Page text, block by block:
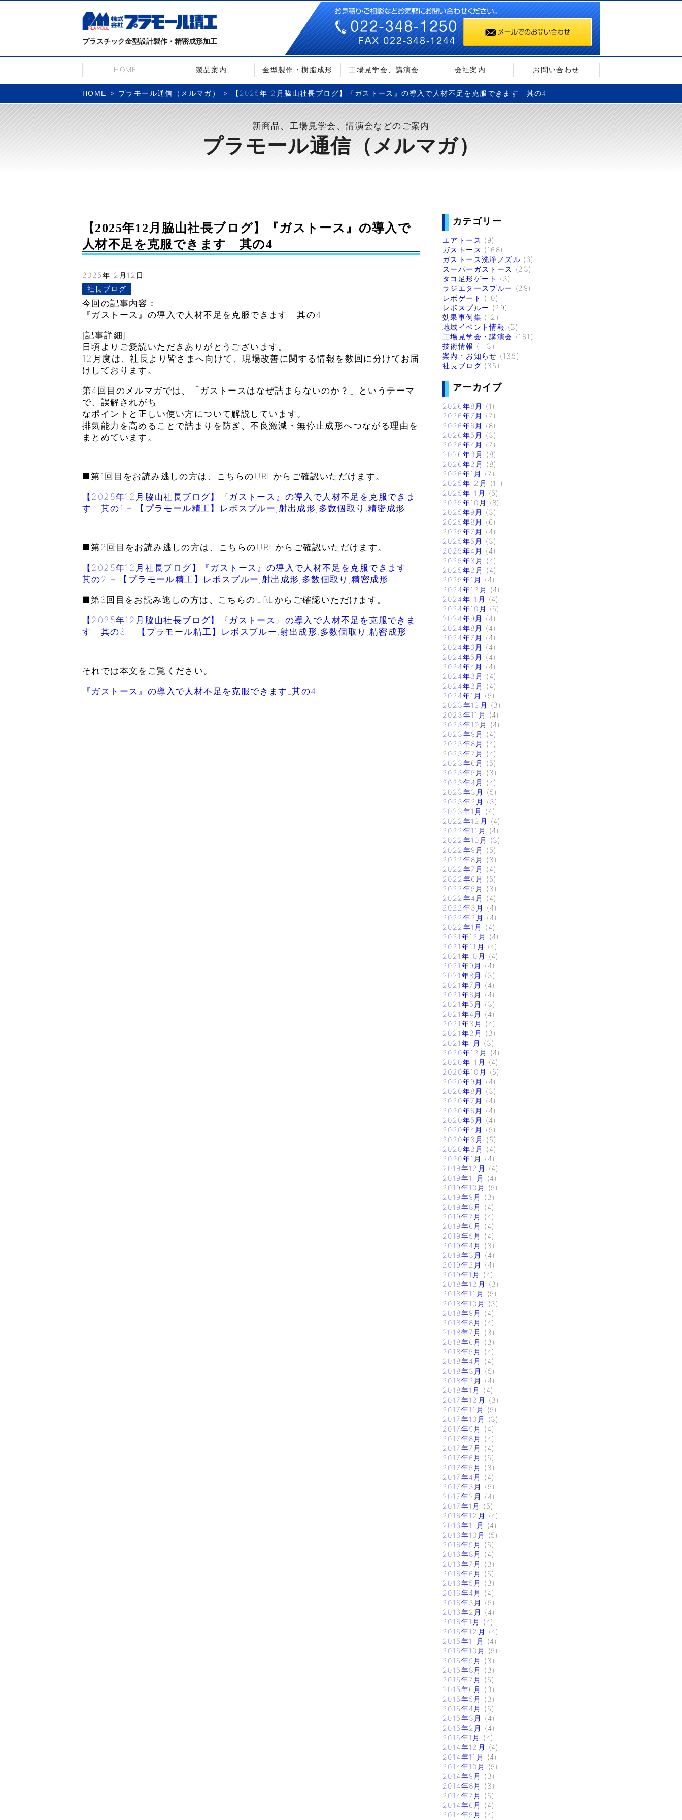
プラスチック金型設計製作・精密成形加工
HOME 製品案内 金型製作・樹脂成形 工場見学会、講演会 会社案内 お問い合わせ
HOME プラモール通信（メルマガ） 【2025年12月脇山社長ブログ】『ガストース』の導入で人材不足を克服できます 其の4
新商品、工場見学会、講演会などのご案内
プラモール通信（メルマガ）
【2025年12月脇山社長ブログ】『ガストース』の導入で
人材不足を克服できます 其の4
2025年12月12日
社長ブログ
今回の記事内容：
『ガストース』の導入で人材不足を克服できます 其の4
[記事詳細]
日頃よりご愛読いただきありがとうございます。
12月度は、社長より皆さまへ向けて、現場改善に関する情報を数回に分けてお届
けしております。
第4回目のメルマガでは、「ガストースはなぜ詰まらないのか？」というテーマ
で、誤解されがち
なポイントと正しい使い方について解説しています。
排気能力を高めることで詰まりを防ぎ、不良激減・無停止成形へつながる理由を
まとめています。
■第1回目をお読み逃しの方は、こちらのURLからご確認いただけます。
【2025年12月脇山社長ブログ】『ガストース』の導入で人材不足を克服できま
す 其の1 – 【プラモール精工】レボスプルー,射出成形,多数個取り,精密成形
■第2回目をお読み逃しの方は、こちらのURLからご確認いただけます。
【2025年12月社長ブログ】『ガストース』の導入で人材不足を克服できます
其の2 – 【プラモール精工】レボスプルー,射出成形,多数個取り,精密成形
■第3回目をお読み逃しの方は、こちらのURLからご確認いただけます。
【2025年12月脇山社長ブログ】『ガストース』の導入で人材不足を克服できま
す 其の3 – 【プラモール精工】レボスプルー,射出成形,多数個取り,精密成形
それでは本文をご覧ください。
『ガストース』の導入で人材不足を克服できます_其の4
カテゴリー
エアトース (9)
ガストース (168)
ガストース洗浄ノズル (6)
スーパーガストース (23)
タコ足形ゲート
(3)
ラジエタースプルー (29)
レボゲート (10)
レボスプルー (29)
効果事例集 (12)
地域イベント情報 (3)
工場見学会・講演会 (161)
技術情報 (113)
案内・お知らせ (135)
社長ブログ (35)
アーカイブ
2026年8月
(1)
2026年7月
(7)
2026年6月
(8)
2026年5月
(3)
2026年4月
(7)
2026年3月
(8)
2026年2月
(8)
2026年1月
(7)
2025年12月
(11)
2025年11月
(5)
2025年10月
(8)
2025年9月
(3)
2025年8月
(6)
2025年7月
(4)
2025年5月
(3)
2025年4月
(4)
2025年3月
(4)
2025年2月
(4)
2025年1月
(4)
2024年12月
(4)
2024年11月
(4)
2024年10月
(5)
2024年9月
(4)
2024年8月
(4)
2024年7月
(4)
2024年6月
(4)
2024年5月
(4)
2024年4月
(4)
2024年3月
(4)
2024年2月
(4)
2024年1月
(5)
2023年12月
(3)
2023年11月
(4)
2023年10月
(4)
2023年9月
(4)
2023年8月
(4)
2023年7月
(4)
2023年6月
(5)
2023年5月
(3)
2023年4月
(4)
2023年3月
(5)
2023年2月
(3)
2023年1月
(4)
2022年12月
(4)
2022年11月
(4)
2022年10月
(3)
2022年9月
(5)
2022年8月
(3)
2022年7月
(4)
2022年6月
(5)
2022年5月
(3)
2022年4月
(4)
2022年3月
(4)
2022年2月
(4)
2022年1月
(4)
2021年12月
(4)
2021年11月
(4)
2021年10月
(4)
2021年9月
(4)
2021年8月
(3)
2021年7月
(4)
2021年6月
(4)
2021年5月
(3)
2021年4月
(4)
2021年3月
(4)
2021年2月
(3)
2021年1月
(3)
2020年12月
(4)
2020年11月
(4)
2020年10月
(5)
2020年9月
(4)
2020年8月
(3)
2020年7月
(4)
2020年6月
(4)
2020年5月
(4)
2020年4月
(5)
2020年3月
(5)
2020年2月
(4)
2020年1月
(4)
2019年12月
(4)
2019年11月
(4)
2019年10月
(5)
2019年9月
(3)
2019年8月
(4)
2019年7月
(4)
2019年6月
(4)
2019年5月
(4)
2019年4月
(3)
2019年3月
(4)
2019年2月
(4)
2019年1月
(4)
2018年12月
(3)
2018年11月
(5)
2018年10月
(3)
2018年9月
(4)
2018年8月
(4)
2018年7月
(3)
2018年6月
(3)
2018年5月
(4)
2018年4月
(4)
2018年3月
(5)
2018年2月
(4)
2018年1月
(4)
2017年12月
(3)
2017年11月
(5)
2017年10月
(3)
2017年9月
(4)
2017年8月
(4)
2017年7月
(4)
2017年6月
(5)
2017年5月
(3)
2017年4月
(4)
2017年3月
(5)
2017年2月
(4)
2017年1月
(5)
2016年12月
(4)
2016年11月
(4)
2016年10月
(5)
2016年9月
(5)
2016年8月
(4)
2016年7月
(3)
2016年6月
(5)
2016年5月
(3)
2016年4月
(4)
2016年3月
(5)
2016年2月
(4)
2016年1月
(4)
2015年12月
(4)
2015年11月
(4)
2015年10月
(5)
2015年9月
(3)
2015年8月
(3)
2015年7月
(5)
2015年6月
(3)
2015年5月
(3)
2015年4月
(5)
2015年3月
(4)
2015年2月
(4)
2015年1月
(4)
2014年12月
(4)
2014年11月
(4)
2014年10月
(5)
2014年9月
(3)
2014年8月
(3)
2014年7月
(5)
2014年6月
(4)
2014年5月
(4)